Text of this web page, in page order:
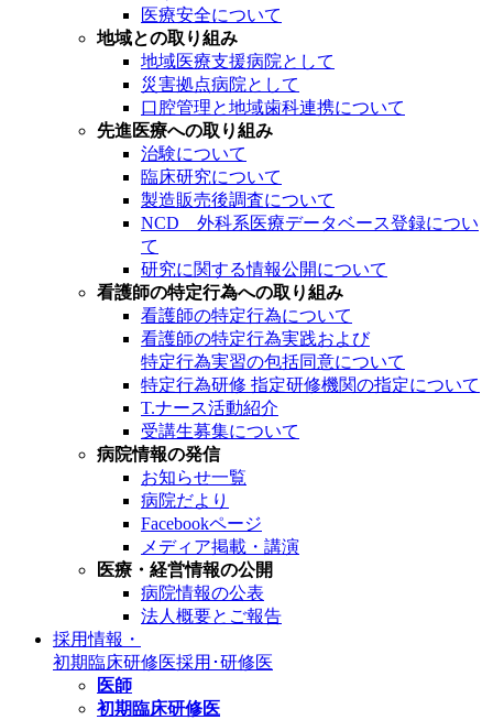
医療安全について
地域との取り組み
地域医療支援病院として
災害拠点病院として
口腔管理と地域歯科連携について
先進医療への取り組み
治験について
臨床研究について
製造販売後調査について
NCD 外科系医療データベース登録につい
て
研究に関する情報公開について
看護師の特定行為への取り組み
看護師の特定行為について
看護師の特定行為実践および
特定行為実習の包括同意について
特定行為研修 指定研修機関の指定について
T.ナース活動紹介
受講生募集について
病院情報の発信
お知らせ一覧
病院だより
Facebookページ
メディア掲載・講演
医療・経営情報の公開
病院情報の公表
法人概要とご報告
採用情報・
初期臨床研修医採用･研修医
医師
初期臨床研修医